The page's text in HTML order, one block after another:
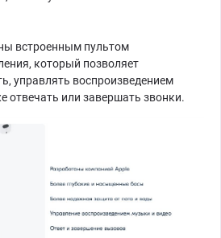
встроенным пультом
который позволяет
управлять воспроизведением
отвечать или завершать звонки.